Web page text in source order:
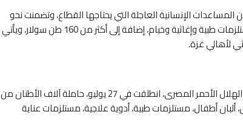
«زاد العزة» في يومها الـ 42، نحو 3400 طن من المساعدات الإنسانية العاجلة التي يحتاجها القطاع، وتضمنت نحو
2500 طن مساعدات غذائية ودقيق، وأكثر من 700 طن مستلزمات طبية وإغاثية وخيام، إضافة إلى أكثر من 160 طن سولار، ويأتي
لأهالي غزة.
يذكر أن، قافلة «زاد العزة.. من مصر إلى غزة»، التي أطلقها الهلال الأحمر المصرى، انطلقت في 27 يوليو، حاملة آلاف الأطنان من
أطفال، مستلزمات طبية، أدوية علاجية، مستلزمات عناية